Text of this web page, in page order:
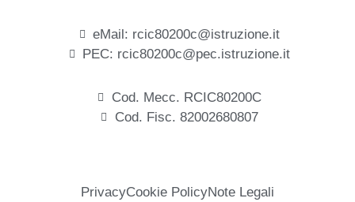
eMail: rcic80200c@istruzione.it
PEC: rcic80200c@pec.istruzione.it
Cod. Mecc. RCIC80200C
Cod. Fisc. 82002680807
PrivacyCookie PolicyNote Legali